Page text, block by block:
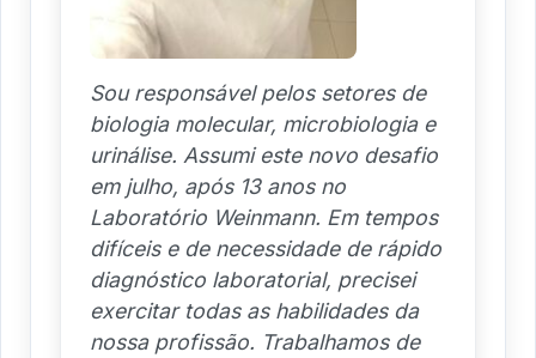
Sou responsável pelos setores de
biologia molecular, microbiologia e
urinálise. Assumi este novo desafio
em julho, após 13 anos no
Laboratório Weinmann. Em tempos
difíceis e de necessidade de rápido
diagnóstico laboratorial, precisei
exercitar todas as habilidades da
nossa profissão. Trabalhamos de